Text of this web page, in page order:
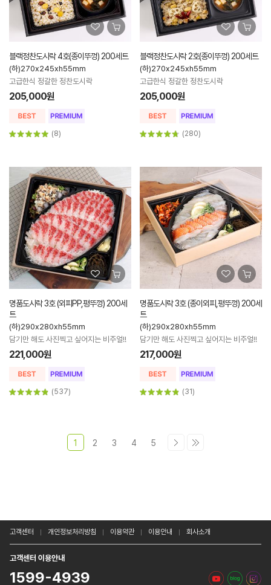
블랙정찬도시락 4호(종이뚜껑) 200세트
(하)270x245xh55mm
고급한식 정갈한 정찬도시락
205,000원
(8)
블랙정찬도시락 2호(종이뚜껑) 200세트
(하)270x245xh55mm
고급한식 정갈한 정찬도시락
205,000원
(280)
명품도시락 3호 (외피PP,평뚜껑) 200세
트
(하)290x280xh55mm
담기만 해도 사진찍고 싶어지는 비주얼!!
221,000원
(537)
명품도시락 3호 (종이외피,평뚜껑) 200세
트
(하)290x280xh55mm
담기만 해도 사진찍고 싶어지는 비주얼!!
217,000원
(31)
1 2 3 4 5
고객센터 개인정보처리방침 이용약관 이용안내 회사소개
고객센터 이용안내
1599-4939